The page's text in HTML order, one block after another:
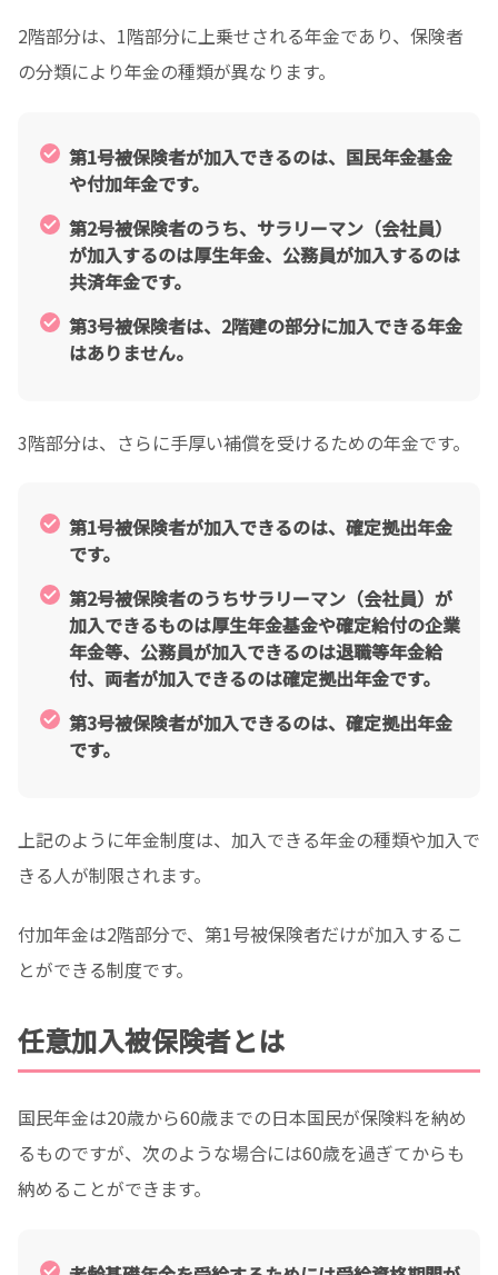
2階部分は、1階部分に上乗せされる年金であり、保険者
の分類により年金の種類が異なります。
第1号被保険者が加入できるのは、国民年金基金
や付加年金です。
第2号被保険者のうち、サラリーマン（会社員）
が加入するのは厚生年金、公務員が加入するのは
共済年金です。
第3号被保険者は、2階建の部分に加入できる年金
はありません。
3階部分は、さらに手厚い補償を受けるための年金です。
第1号被保険者が加入できるのは、確定拠出年金
です。
第2号被保険者のうちサラリーマン（会社員）が
加入できるものは厚生年金基金や確定給付の企業
年金等、公務員が加入できるのは退職等年金給
付、両者が加入できるのは確定拠出年金です。
第3号被保険者が加入できるのは、確定拠出年金
です。
上記のように年金制度は、加入できる年金の種類や加入で
きる人が制限されます。
付加年金は2階部分で、第1号被保険者だけが加入するこ
とができる制度です。
任意加入被保険者とは
国民年金は20歳から60歳までの日本国民が保険料を納め
るものですが、次のような場合には60歳を過ぎてからも
納めることができます。